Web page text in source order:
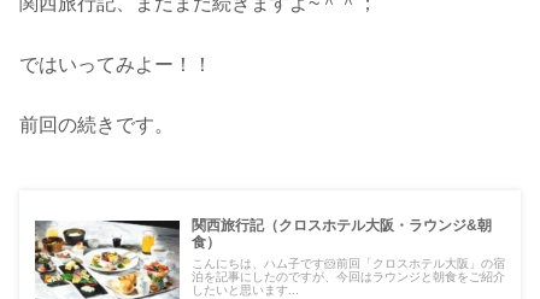
ではいってみよー！！
前回の続きです。
関西旅行記（クロスホテル大阪・ラウンジ&朝
食）
こんにちは、ハム子です🐹前回「クロスホテル大阪」の宿
泊を記事にしたのですが、今回はラウンジと朝食をご紹介
したいと思います...